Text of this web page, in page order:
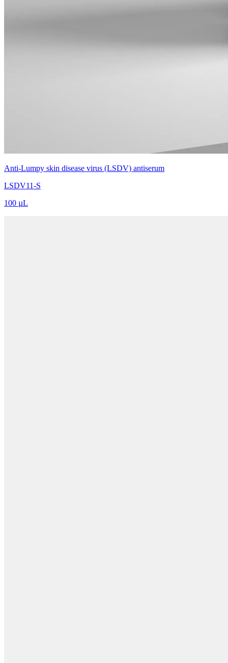
Anti-Lumpy skin disease virus (LSDV) antiserum
LSDV11-S
100 µL